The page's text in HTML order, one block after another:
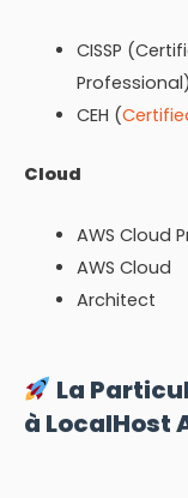
CISSP
Professional)
CEH (
Cloud
AWS Cloud
AWS Cloud
Architect
La
à LocalHost